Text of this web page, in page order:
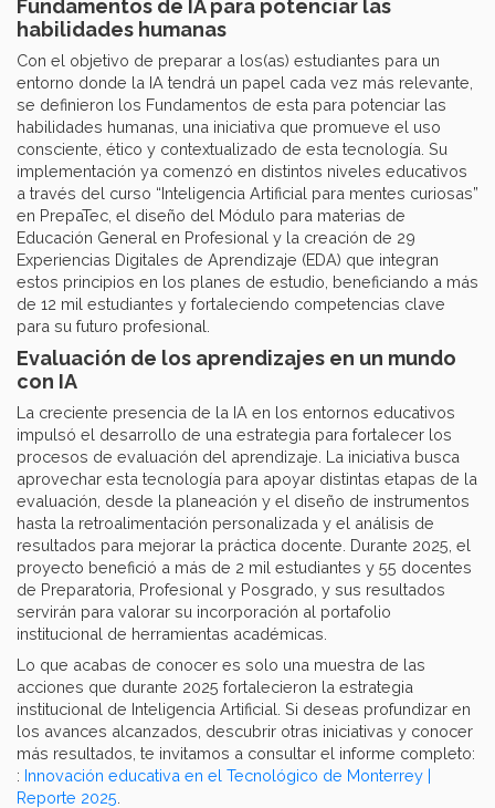
Fundamentos de IA para potenciar las
habilidades humanas
Con el objetivo de preparar a los(as) estudiantes para un
entorno donde la IA tendrá un papel cada vez más relevante,
se definieron los Fundamentos de esta para potenciar las
habilidades humanas, una iniciativa que promueve el uso
consciente, ético y contextualizado de esta tecnología. Su
implementación ya comenzó en distintos niveles educativos
a través del curso “Inteligencia Artificial para mentes curiosas”
en PrepaTec, el diseño del Módulo para materias de
Educación General en Profesional y la creación de 29
Experiencias Digitales de Aprendizaje (EDA) que integran
estos principios en los planes de estudio, beneficiando a más
de 12 mil estudiantes y fortaleciendo competencias clave
para su futuro profesional.
Evaluación de los aprendizajes en un mundo
con IA
La creciente presencia de la IA en los entornos educativos
impulsó el desarrollo de una estrategia para fortalecer los
procesos de evaluación del aprendizaje. La iniciativa busca
aprovechar esta tecnología para apoyar distintas etapas de la
evaluación, desde la planeación y el diseño de instrumentos
hasta la retroalimentación personalizada y el análisis de
resultados para mejorar la práctica docente. Durante 2025, el
proyecto benefició a más de 2 mil estudiantes y 55 docentes
de Preparatoria, Profesional y Posgrado, y sus resultados
servirán para valorar su incorporación al portafolio
institucional de herramientas académicas.
Lo que acabas de conocer es solo una muestra de las
acciones que durante 2025 fortalecieron la estrategia
institucional de Inteligencia Artificial. Si deseas profundizar en
los avances alcanzados, descubrir otras iniciativas y conocer
más resultados, te invitamos a consultar el informe completo:
: Innovación educativa en el Tecnológico de Monterrey |
Reporte 2025